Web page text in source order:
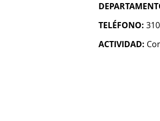
TELÉFONO:
ACTIVIDAD: